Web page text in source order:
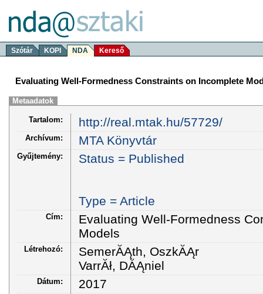
Szótár KOPI NDA Kereső
Evaluating Well-Formedness Constraints on Incomplete
Metaadatok
Tartalom: http://real.mtak.hu/57729/
Archívum: MTA Könyvtár
Gyűjtemény: Status = Published
Type = Article
Cím:
Evaluating Well-Formedness
Models
Létrehozó:
SemerĂĄth, OszkĂĄr
VarrĂł, DĂĄniel
Dátum: 2017